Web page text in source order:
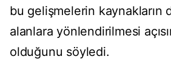
bu gelişmelerin kaynakların
alanlara yönlendirilmesi
olduğunu söyledi.